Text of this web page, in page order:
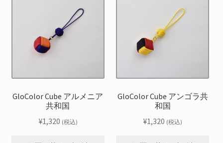
GloColor Cube アルメニア
共和国
¥1,320 (税込)
GloColor Cube アンゴラ共
和国
¥1,320 (税込)